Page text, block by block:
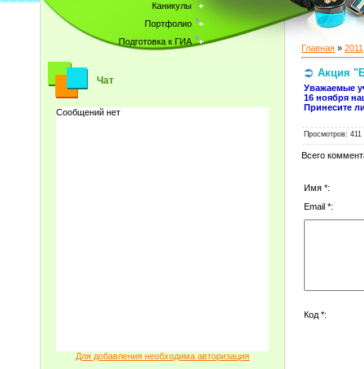
Каникулы
Портфолио
Подготовка к ГИА
Чат
Для добавления необходима авторизация
Главная » 2011
Акция
Уважаемые
16 ноября
Принесите
Просмотров:
Всего
Имя *:
Email *:
Код *: